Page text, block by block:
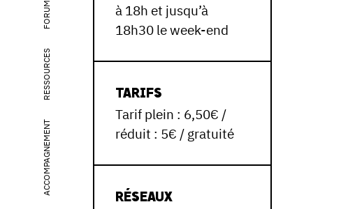
ACCOMPAGNEMENT
RESSOURCES
FORUM
à 18h et jusqu’à
18h30 le week-end
TARIFS
Tarif plein : 6,50€ /
réduit : 5€ / gratuité
RÉSEAUX